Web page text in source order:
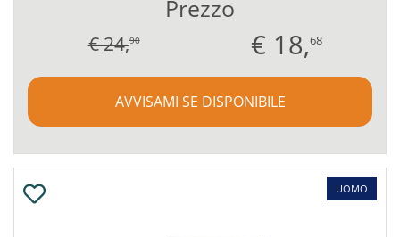
Prezzo
€ 24,90 € 18,68
AVVISAMI SE DISPONIBILE
UOMO